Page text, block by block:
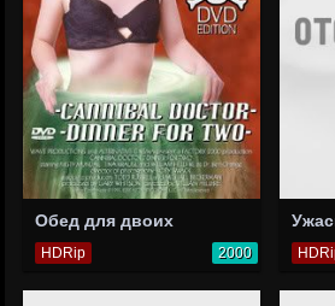
Обед для двоих
HDRip 2000